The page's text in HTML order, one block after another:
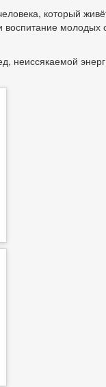
который
неиссякаемой